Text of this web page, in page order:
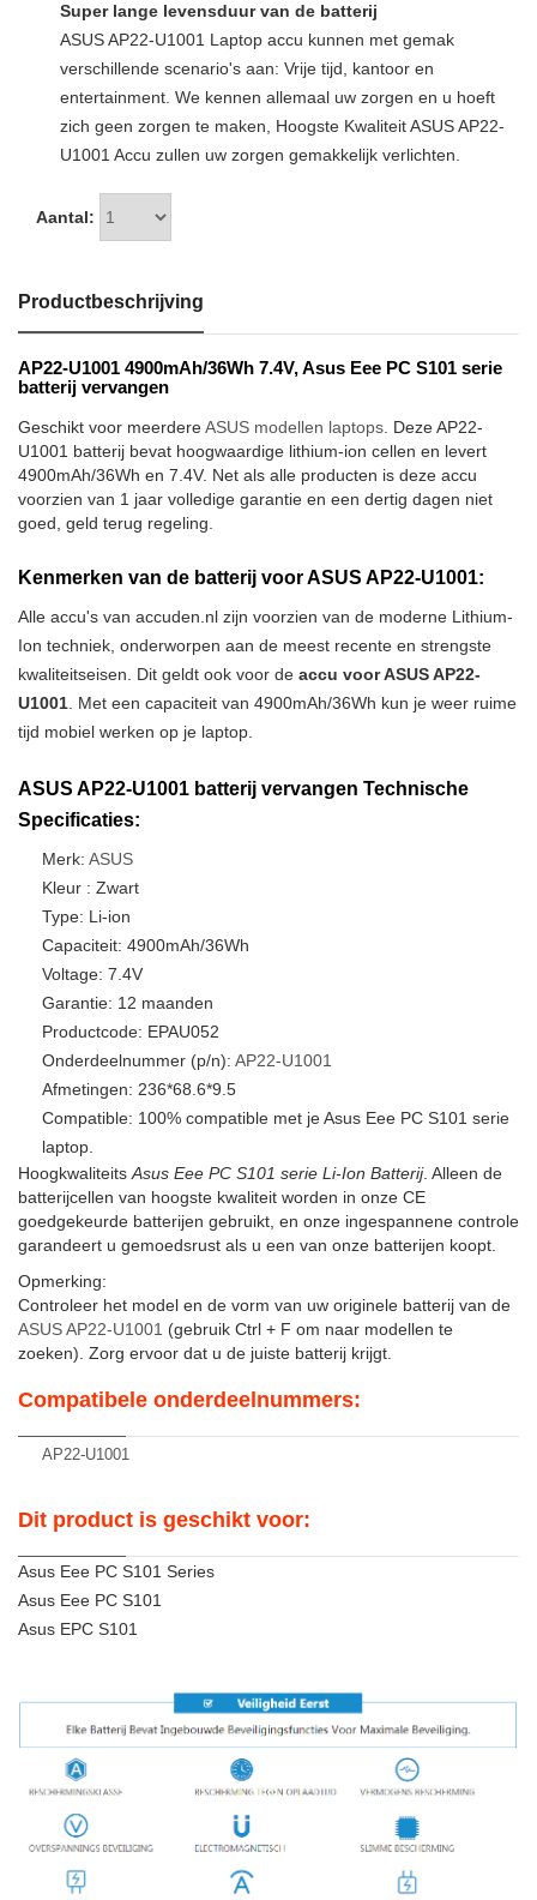
Super lange levensduur van de batterij
ASUS AP22-U1001 Laptop accu kunnen met gemak
verschillende scenario's aan: Vrije tijd, kantoor en
entertainment. We kennen allemaal uw zorgen en u hoeft
zich geen zorgen te maken, Hoogste Kwaliteit ASUS AP22-
U1001 Accu zullen uw zorgen gemakkelijk verlichten.
Aantal:
Productbeschrijving
AP22-U1001 4900mAh/36Wh 7.4V, Asus Eee PC S101 serie
batterij vervangen
Geschikt voor meerdereASUS modellen laptops . Deze AP22-
U1001 batterij bevat hoogwaardige lithium-ion cellen en levert
4900mAh/36Wh en 7.4V. Net als alle producten is deze accu
voorzien van 1 jaar volledige garantie en een dertig dagen niet
goed, geld terug regeling.
Kenmerken van de batterij voor ASUS AP22-U1001:
Alle accu's van accuden.nl zijn voorzien van de moderne Lithium-
Ion techniek, onderworpen aan de meest recente en strengste
kwaliteitseisen. Dit geldt ook voor de accu voor ASUS AP22-
U1001 . Met een capaciteit van 4900mAh/36Wh kun je weer ruime
tijd mobiel werken op je laptop.
ASUS AP22-U1001 batterij vervangen Technische
Specificaties:
Merk: ASUS
Kleur : Zwart
Type: Li-ion
Capaciteit: 4900mAh/36Wh
Voltage: 7.4V
Garantie: 12 maanden
Productcode: EPAU052
Onderdeelnummer (p/n): AP22-U1001
Afmetingen: 236*68.6*9.5
Compatible: 100% compatible met je Asus Eee PC S101 serie
laptop.
Hoogkwaliteits Asus Eee PC S101 serie Li-Ion Batterij. Alleen de
batterijcellen van hoogste kwaliteit worden in onze CE
goedgekeurde batterijen gebruikt, en onze ingespannene controle
garandeert u gemoedsrust als u een van onze batterijen koopt.
Opmerking:
Controleer het model en de vorm van uw originele batterij van de
ASUS AP22-U1001 (gebruik Ctrl + F om naar modellen te
zoeken). Zorg ervoor dat u de juiste batterij krijgt.
Compatibele onderdeelnummers:
AP22-U1001
Dit product is geschikt voor:
Asus Eee PC S101 Series
Asus Eee PC S101
Asus EPC S101